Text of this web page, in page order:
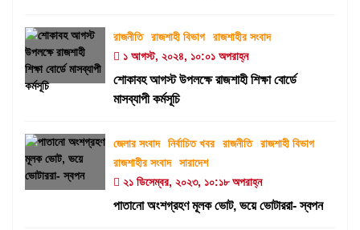
রাজনীতি রাজশাহী বিভাগ
রাজশাহীর সংবাদ
১ আগস্ট, ২০২৪, ১০:০১ অপরাহ্ন
শোকাবহ আগস্ট উপলক্ষে রাজশাহী শিক্ষা বোর্ডে
মাসব্যাপী কর্মসূচি
জেলার সংবাদ নির্বাচিত খবর রাজনীতি
রাজশাহী বিভাগ
রাজশাহীর সংবাদ
সারাদেশ
২১ ডিসেম্বর, ২০২৩, ১০:১৮ অপরাহ্ন
পাতানো অংশগ্রহণ মূলক ভোট, ভয়ে ভোটাররা- স্বপন